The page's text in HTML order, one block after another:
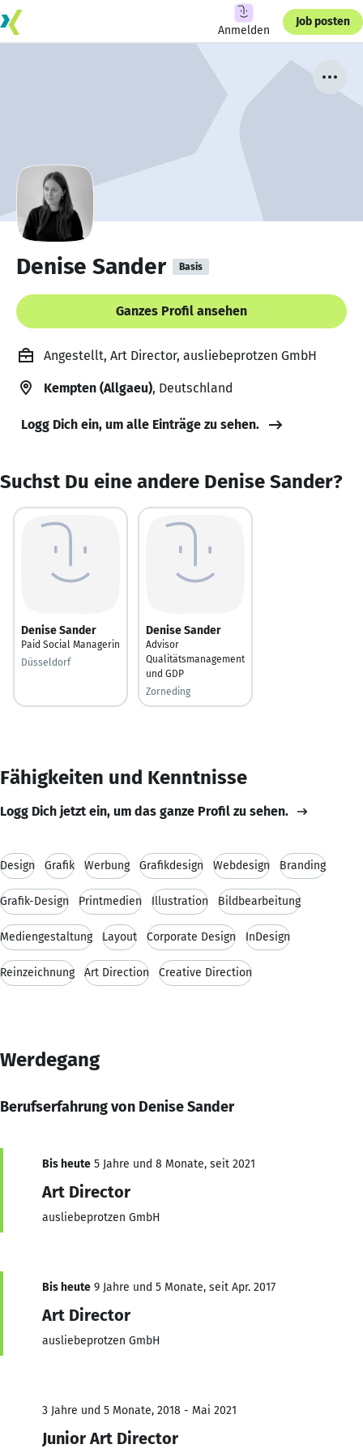
Anmelden
Job posten
Denise Sander Basis
Ganzes Profil ansehen
Angestellt, Art Director, ausliebeprotzen GmbH
Kempten (Allgaeu), Deutschland
Logg Dich ein, um alle Einträge zu sehen.
Suchst Du eine andere Denise Sander?
Denise Sander
Paid Social Managerin
Düsseldorf
Denise Sander
Advisor
Qualitätsmanagement
und GDP
Zorneding
Fähigkeiten und Kenntnisse
Logg Dich jetzt ein, um das ganze Profil zu sehen.
Design Grafik Werbung Grafikdesign Webdesign Branding
Grafik-Design Printmedien Illustration Bildbearbeitung
Mediengestaltung Layout Corporate Design InDesign
Reinzeichnung Art Direction Creative Direction
Werdegang
Berufserfahrung von Denise Sander
Bis heute 5 Jahre und 8 Monate, seit 2021
Art Director
ausliebeprotzen GmbH
Bis heute 9 Jahre und 5 Monate, seit Apr. 2017
Art Director
ausliebeprotzen GmbH
3 Jahre und 5 Monate, 2018 - Mai 2021
Junior Art Director